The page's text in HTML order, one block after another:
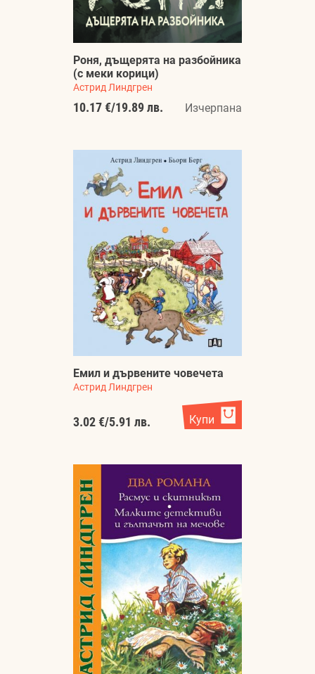
Роня, дъщерята на разбойника
(с меки корици)
Астрид Линдгрен
10.17 €/19.89 лв. Изчерпана
Емил и дървените човечета
Астрид Линдгрен
3.02 €/5.91 лв. Купи